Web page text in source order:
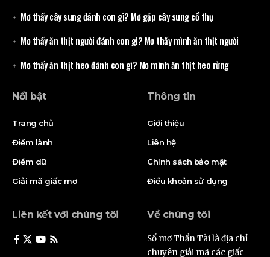
Mơ thấy cây sung đánh con gì? Mơ gặp cây sung cổ thụ
Mơ thấy ăn thịt người đánh con gì? Mơ thấy mình ăn thịt người
Mơ thấy ăn thịt heo đánh con gì? Mơ mình ăn thịt heo rừng
Nổi bật
Trang chủ
Điềm lành
Điềm dữ
Giải mã giấc mơ
Thông tin
Giới thiệu
Liên hệ
Chính sách bảo mật
Điều khoản sử dụng
Liên kết với chúng tôi Về chúng tôi
Sổ mơ Thần Tài là địa chỉ
chuyên giải mã các giấc